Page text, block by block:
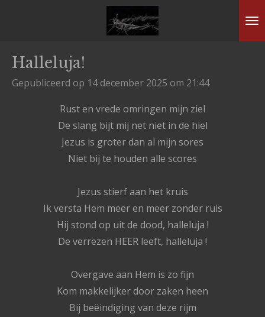
de
hoofdinhoud
Halleluja!
Gepubliceerd op 14 december 2025 om 21:44
Rust en vrede omringen mijn ziel
De slang bijt mij net niet in de hiel
Jezus is groter dan al mijn sores
Niet bij te houden alle scores
Jezus stierf aan het kruis
Ik versta Hem meer en meer zonder ruis
Hij stond op uit de dood, halleluja !
De verrezen HEER leeft, halleluja !
Overgave aan Hem is zo fijn
Kom makkelijker door zaken heen
Bij beëindiging van deze rijm